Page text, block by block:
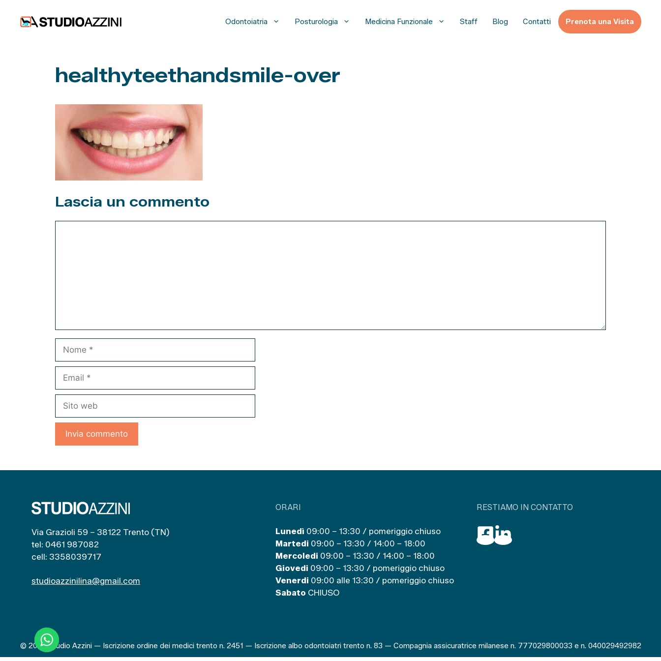
contenuto
Odontoiatria Posturologia Medicina Funzionale Staff Blog Contatti Prenota una Visita
healthyteethandsmile-over
Lascia un commento
web
Via Grazioli 59 – 38122 Trento (TN)
tel: 0461 987082
cell: 3358039717
studioazzinilina@gmail.com
ORARI
Lunedì 09:00 – 13:30 / pomeriggio chiuso
Martedi 09:00 – 13:30 / 14:00 – 18:00
Mercoledi 09:00 – 13:30 / 14:00 – 18:00
Giovedi 09:00 – 13:30 / pomeriggio chiuso
Venerdi 09:00 alle 13:30 / pomeriggio chiuso
Sabato CHIUSO
RESTIAMO IN CONTATTO
© 2026 Studio Azzini — Iscrizione ordine dei medici trento n. 2451 — Iscrizione albo odontoiatri trento n. 83 — Compagnia assicuratrice milanese n. 777029800033 e n. 040029492982